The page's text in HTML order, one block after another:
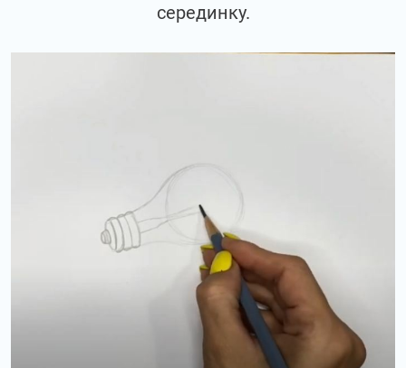
серединку.